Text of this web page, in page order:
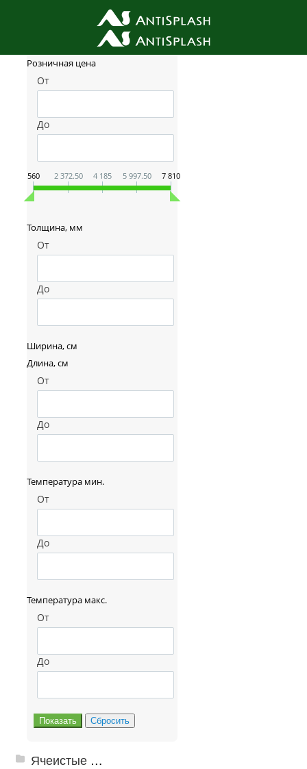
Фильтр товаров
Розничная цена
От
До
560 2 372.50 4 185 5 997.50 7 810
Толщина, мм
От
До
Ширина, см
Длина, см
От
До
Температура мин.
От
До
Температура макс.
От
До
Ячеистые грязезащитные покрытия